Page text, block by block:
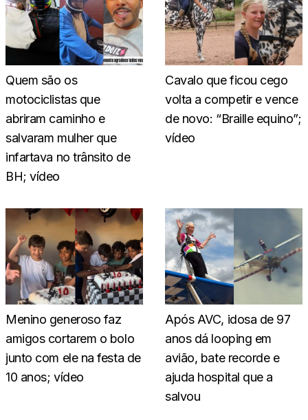
Quem são os
motociclistas que
abriram caminho e
salvaram mulher que
infartava no trânsito de
BH; vídeo
Cavalo que ficou cego
volta a competir e vence
de novo: “Braille equino”;
vídeo
Menino generoso faz
amigos cortarem o bolo
junto com ele na festa de
10 anos; vídeo
Após AVC, idosa de 97
anos dá looping em
avião, bate recorde e
ajuda hospital que a
salvou